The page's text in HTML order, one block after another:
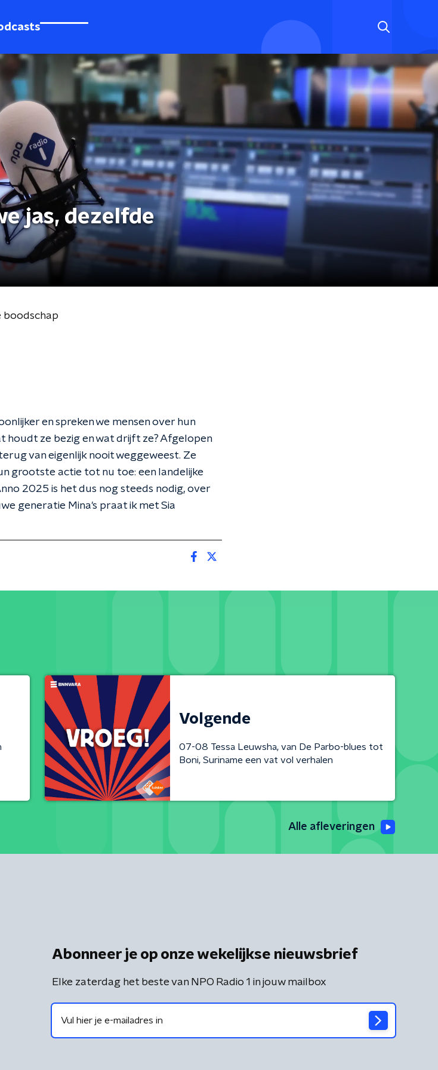
jas, dezelfde
boodschap
en spreken we mensen over hun
houdt ze bezig en wat drijft ze? Afgelopen
van eigenlijk nooit weggeweest. Ze
grootste actie tot nu toe: een landelijke
2025 is het dus nog steeds nodig, over
generatie Mina's praat ik met Sia
Volgende
07-08 Tessa Leuwsha, van De Parbo-blues tot
Boni, Suriname een vat vol verhalen
Alle afleveringen
Abonneer je op onze wekelijkse nieuwsbrief
Elke zaterdag het beste van NPO Radio 1 in jouw mailbox